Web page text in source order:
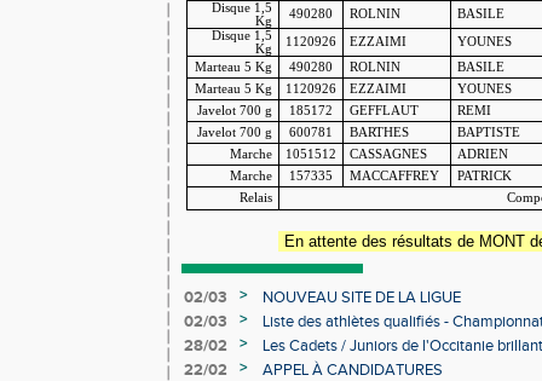
Disque 1,5
Kg
490280 ROLNIN
BASILE
Disque 1,5
Kg
1120926 EZZAIMI
YOUNES
Marteau5 Kg 490280 ROLNIN
BASILE
Marteau5 Kg 1120926 EZZAIMI
YOUNES
Javelot700 g 185172 GEFFLAUT
REMI
Javelot700 g 600781 BARTHES
BAPTISTE
Marche
1051512 CASSAGNES
ADRIEN
Marche
157335 MACCAFFREY
PATRICK
Relais
En attente des résultats de MONT
02/03 >
NOUVEAU SITE DE LA LIGUE
02/03
>
Liste des athlètes qualifiés -
Individuels en salle
28/02 >
Les Cadets / Juniors de l'Occitanie
22/02
>
APPEL À CANDIDATURES